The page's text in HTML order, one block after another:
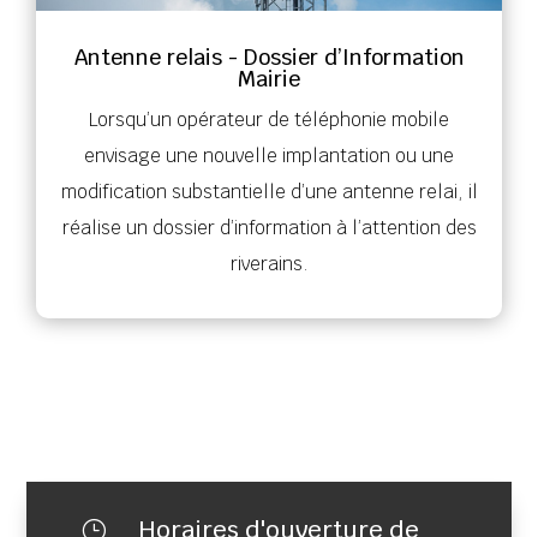
Antenne relais - Dossier d’Information
Mairie
Lorsqu’un opérateur de téléphonie mobile
envisage une nouvelle implantation ou une
modification substantielle d’une antenne relai, il
réalise un dossier d’information à l’attention des
riverains.
} Horaires d'ouverture de